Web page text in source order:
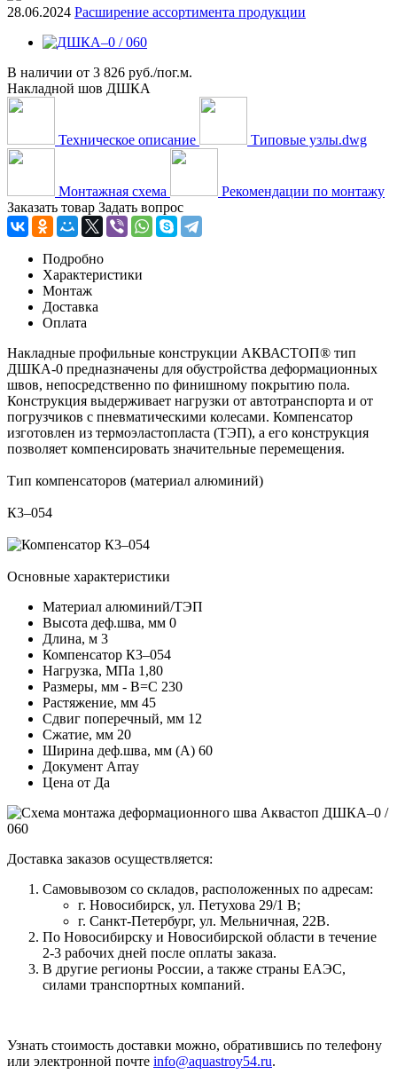
28.06.2024 Расширение ассортимента продукции
В наличии от 3 826 руб./пог.м.
Накладной шов ДШКА
Техническое описание Типовые узлы.dwg
Монтажная схема
Рекомендации по монтажу
Заказать товар Задать вопрос
Подробно
Характеристики
Монтаж
Доставка
Оплата
Накладные профильные конструкции АКВАСТОП® тип
ДШКА-0 предназначены для обустройства деформационных
швов, непосредственно по финишному покрытию пола.
Конструкция выдерживает нагрузки от автотранспорта и от
погрузчиков с пневматическими колесами. Компенсатор
изготовлен из термоэластопласта (ТЭП), а его конструкция
позволяет компенсировать значительные перемещения.
Тип компенсаторов (материал алюминий)
К3–054
Основные характеристики
Материал алюминий/ТЭП
Высота деф.шва, мм 0
Длина, м 3
Компенсатор К3–054
Нагрузка, МПа 1,80
Размеры, мм - В=С 230
Растяжение, мм 45
Сдвиг поперечный, мм 12
Сжатие, мм 20
Ширина деф.шва, мм (А) 60
Документ Array
Цена от Да
Доставка заказов осуществляется:
Самовывозом со складов, расположенных по адресам:
г. Новосибирск, ул. Петухова 29/1 В;
г. Санкт-Петербург, ул. Мельничная, 22В.
По Новосибирску и Новосибирской области в течение
2-3 рабочих дней после оплаты заказа.
В другие регионы России, а также страны ЕАЭС,
силами транспортных компаний.
Узнать стоимость доставки можно, обратившись по телефону
или электронной почте info@aquastroy54.ru.